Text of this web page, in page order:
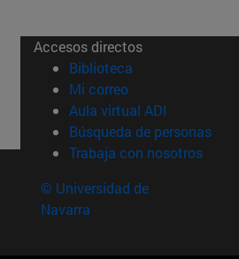
Accesos directos
Biblioteca (abre en nueva
Mi correo(abre en nueva
Aula virtual ADI (abre en
Búsqueda de personas
Trabaja con nosotros(abre
© Universidad de
Navarra